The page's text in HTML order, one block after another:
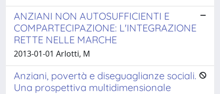
ANZIANI NON AUTOSUFFICIENTI E
COMPARTECIPAZIONE: L'INTEGRAZIONE
RETTE NELLE MARCHE
2013-01-01 Arlotti, M
Anziani, povertà e diseguaglianze sociali.
Una prospettiva multidimensionale